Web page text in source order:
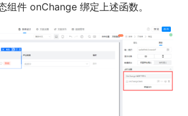
组件 onChange 绑定上述函数。